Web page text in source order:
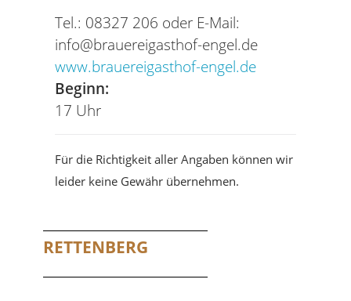
Tel.: 08327 206 oder E-Mail:
info@brauereigasthof-engel.de
www.brauereigasthof-engel.de
Beginn:
17 Uhr
Für die Richtigkeit aller Angaben können wir
leider keine Gewähr übernehmen.
RETTENBERG